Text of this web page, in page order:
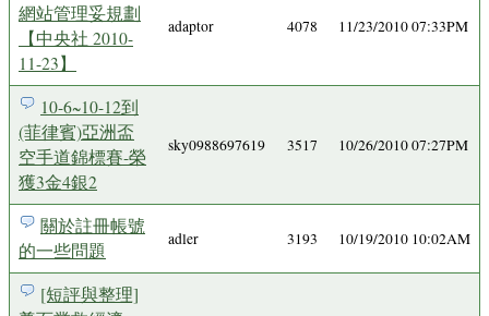
網站管理妥規劃
【中央社 2010-
11-23】
adaptor 4078 11/23/2010 07:33PM
10-6~10-12到
(菲律賓)亞洲盃
空手道錦標賽-榮
獲3金4銀2
sky0988697619 3517 10/26/2010 07:27PM
關於註冊帳號
的一些問題
adler 3193 10/19/2010 10:02AM
[短評與整理]